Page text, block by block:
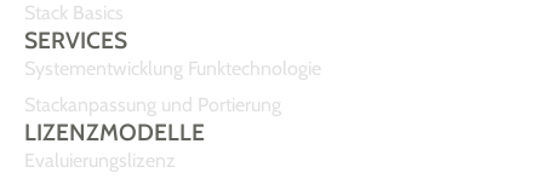
Stack Basics
SERVICES
Systementwicklung Funktechnologie
Stackanpassung und Portierung
LIZENZMODELLE
Evaluierungslizenz